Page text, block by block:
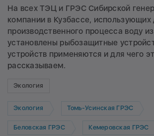
На всех ТЭЦ и ГРЭС Сибирской
компании в Кузбассе, использующих
производственного процесса воду
установлены рыбозащитные
устройств применяются и для чего
рассказываем.
Экология
Экология Томь-Усинская ГРЭС
Беловская ГРЭС Кемеровская ГРЭС